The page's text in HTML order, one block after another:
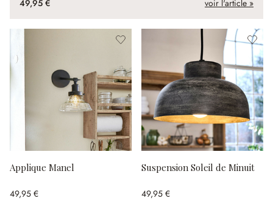
49,95 € voir l'article »
Applique Manel
49,95 €
Suspension Soleil de Minuit
49,95 €